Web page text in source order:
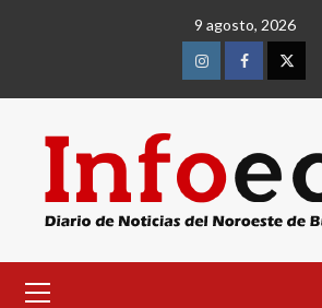
9 agosto, 2026
InstagramFacebook
primario